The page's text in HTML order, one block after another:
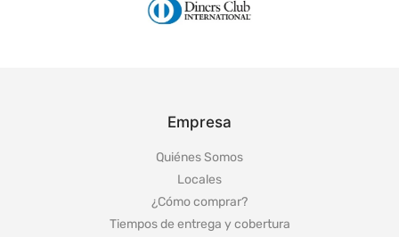
Empresa
Quiénes Somos
Locales
¿Cómo comprar?
Tiempos de entrega y cobertura